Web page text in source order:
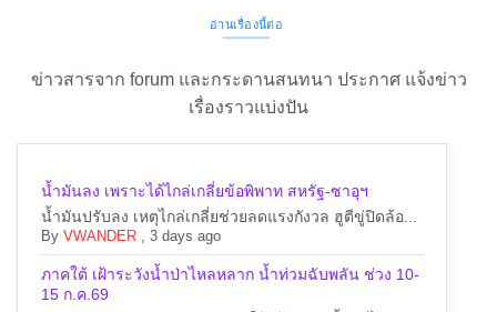
อ่านเรื่องนี้ต่อ
ข่าวสารจาก forum และกระดานสนทนา ประกาศ แจ้งข่าว
เรื่องราวแบ่งปัน
น้ำมันลง เพราะได้ไกล่เกลี่ยข้อพิพาท สหรัฐ-ซาอุฯ
น้ำมันปรับลง เหตุไกล่เกลี่ยช่วยลดแรงกังวล ฮูตีขู่ปิดล้อ...
By VWANDER , 3 days ago
ภาคใต้ เฝ้าระวังน้ำป่าไหลหลาก น้ำท่วมฉับพลัน ช่วง 10-
15 ก.ค.69